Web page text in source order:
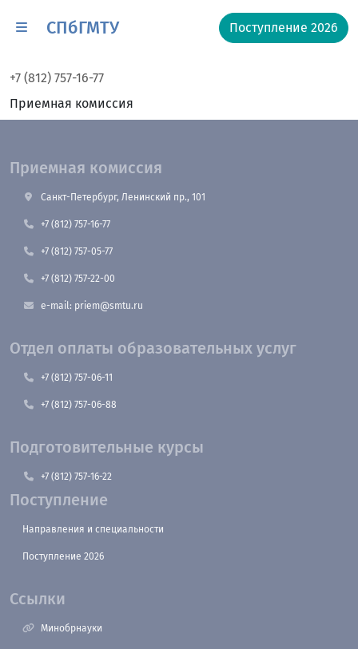
СПбГМТУ Поступление 2026
+7 (812) 757-16-77
Приемная комиссия
Приемная комиссия
Санкт-Петербург, Ленинский пр., 101
+7 (812) 757-16-77
+7 (812) 757-05-77
+7 (812) 757-22-00
e-mail: priem@smtu.ru
Отдел оплаты образовательных услуг
+7 (812) 757-06-11
+7 (812) 757-06-88
Подготовительные курсы
+7 (812) 757-16-22
Поступление
Направления и специальности
Поступление 2026
Ссылки
Минобрнауки